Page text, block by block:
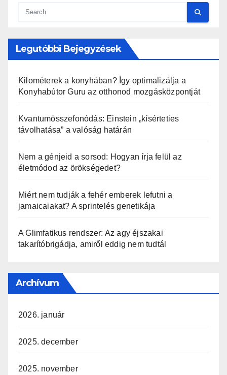
Legutóbbi Bejegyzések
Kilométerek a konyhában? Így optimalizálja a
Konyhabútor Guru az otthonod mozgásközpontját
Kvantumösszefonódás: Einstein „kísérteties
távolhatása” a valóság határán
Nem a génjeid a sorsod: Hogyan írja felül az
életmódod az örökségedet?
Miért nem tudják a fehér emberek lefutni a
jamaicaiakat? A sprintelés genetikája
A Glimfatikus rendszer: Az agy éjszakai
takarítóbrigádja, amiről eddig nem tudtál
Archívum
2026. január
2025. december
2025. november